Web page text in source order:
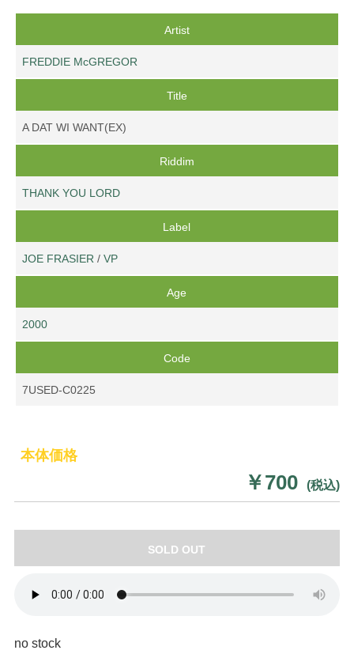
Artist
FREDDIE McGREGOR
Title
A DAT WI WANT(EX)
Riddim
THANK YOU LORD
Label
JOE FRASIER /VP
Age
2000
Code
7USED-C0225
本体価格
￥700 (税込)
SOLD OUT
no stock